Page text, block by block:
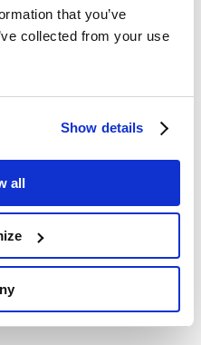
that you’ve
collected from your use
Show details
all
Volvo-origineel
8626281 9203911